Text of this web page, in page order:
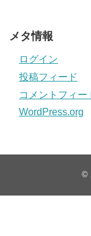
メタ情報
ログイン
投稿フィード
コメントフィー
WordPress.org
©